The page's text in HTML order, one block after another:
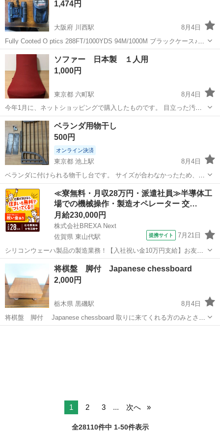
なり、店内にも持って行って寝か...
1,474円
大阪府 川西駅
8月4日
Fully Cooted O ptics 288FT/1000YDS 94M/1000M ブラックケース♪
yahooショッピングで28,000円しますねー♪ 6,000→4,800→3800
大阪 富田林市 その他 双眼鏡
ソファー 日本製 １人用
1,000円
東京都 六町駅
8月4日
今年1月に、ネットショッピングで購入したものです。 目立った汚れ
もありません。 カバーも外して洗えるます。 商品名 ソファ サイズ
幅：107.5×奥行：58×高さ：57.5cm 座面の厚み：26.5〜29cm...
東京 足立区 六町駅 ソファ
ベランダ用物干し
500円
オンライン決済
東京都 池上駅
8月4日
ベランダに付けられる物干し台です。 サイズが合わなかったため、出
品します。 定価3498円 購入リンク ↓
https://store.shopping.yahoo .co.jp/ebisu-japan/ck0556-ck0...
東京 大田区 池上駅 洗濯用品
≪寮無料・月収28万円・派遣社員≫半導体工
場での機械操作・製造オペレーター 交…
月給230,000円
株式会社BREXA Next
佐賀県 東山代駅
提携サイト 7月21日
シリコンウェーハ製品の製造業務！【入社祝い金10万円支給】お友達
やカップルとの応募OK◎年間休日129日＆休出なしでプライベート充
実♪業務はクリーンルームで快適作業◎自社正社員登用制度あり★1食
300円～の格安食堂あり！《佐...
佐賀 伊万里市 東山代駅
将棋盤 脚付 Japanese chessboard
2,000円
栃木県 黒磯駅
8月4日
将棋盤 脚付 Japanese chessboard 取りに来てくれる方のみとさせ
ていただきます。 よろしくおねがいします。 倉庫長期保管品です 新
1 2 3 ... 次へ
全28110件中 1-50件表示